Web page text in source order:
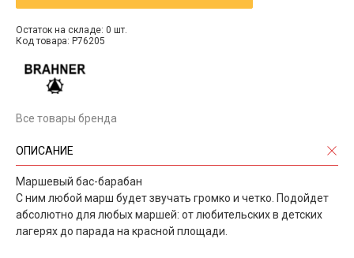
Остаток на складе: 0 шт.
Код товара: P76205
Все товары бренда
ОПИСАНИЕ
Маршевый бас-барабан
С ним любой марш будет звучать громко и четко. Подойдет
абсолютно для любых маршей: от любительских в детских
лагерях до парада на красной площади.